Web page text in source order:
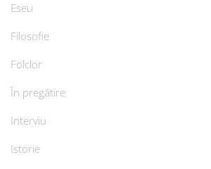
Eseu
Filosofie
Folclor
În pregătire
Interviu
Istorie